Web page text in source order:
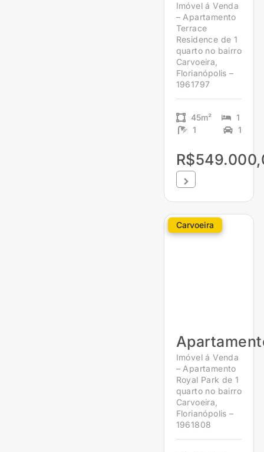
Imóvel á Venda
– Apartamento
Terrace
Residence de 1
quarto no bairro
Carvoeira,
Florianópolis –
1961797
45m²
1
1
1
Carvoeira
Imóvel á Venda
– Apartamento
Royal Park de 1
quarto no bairro
Carvoeira,
Florianópolis –
1961808